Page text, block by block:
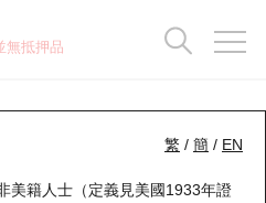
無抵押品
繁 / 簡 / EN
美籍人士（定義見美國1933年證